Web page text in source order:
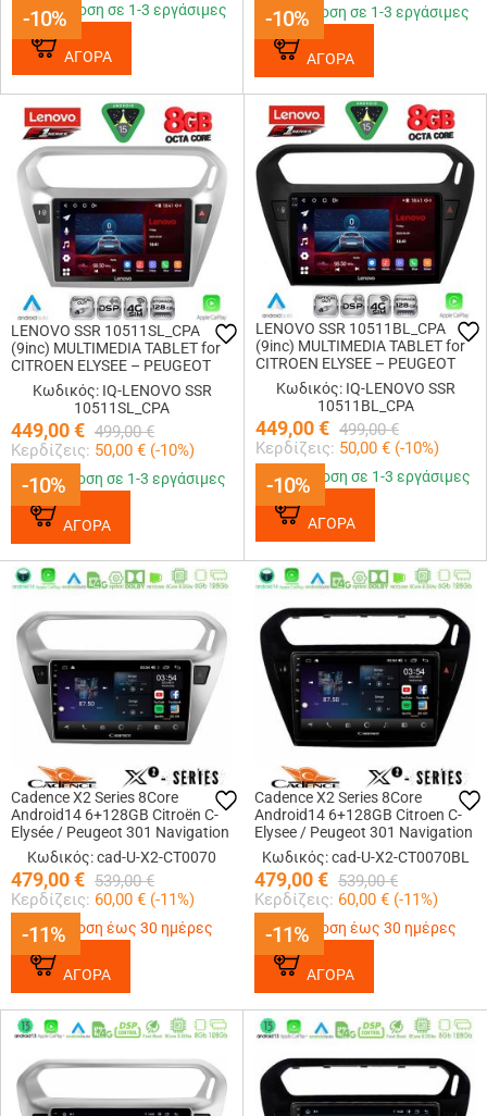
-10%
-10%
Παράδοση σε 1-3 εργάσιμες
ΑΓΟΡΑ
-10%
-10%
Παράδοση σε 1-3 εργάσιμες
ΑΓΟΡΑ
-10%
LENOVO SSR 10511SL_CPA
(9inc) MULTIMEDIA TABLET for
CITROEN ELYSEE – PEUGEOT
301 mod. 2013+ (SILVER)
Κωδικός: IQ-LENOVO SSR
10511SL_CPA
449,00€ 499,00 €
Κερδίζεις: 50,00 € (-10%)
-10%
Παράδοση σε 1-3 εργάσιμες
ΑΓΟΡΑ
-10%
LENOVO SSR 10511BL_CPA
(9inc) MULTIMEDIA TABLET for
CITROEN ELYSEE – PEUGEOT
301 mod. 2013+ (BLACK)
Κωδικός: IQ-LENOVO SSR
10511BL_CPA
449,00€ 499,00 €
Κερδίζεις: 50,00 € (-10%)
-10%
Παράδοση σε 1-3 εργάσιμες
ΑΓΟΡΑ
-11%
Cadence X2 Series 8Core
Android14 6+128GB Citroën C-
Elysée / Peugeot 301 Navigation
Multimedia Tablet 9
Κωδικός: cad-U-X2-CT0070
479,00€ 539,00 €
Κερδίζεις: 60,00 € (-11%)
-11%
Παράδοση έως 30 ημέρες
ΑΓΟΡΑ
-11%
Cadence X2 Series 8Core
Android14 6+128GB Citroen C-
Elysee / Peugeot 301 Navigation
Multimedia Tablet 9 (Μαύρο))
Κωδικός: cad-U-X2-CT0070BL
479,00€ 539,00 €
Κερδίζεις: 60,00 € (-11%)
-11%
Παράδοση έως 30 ημέρες
ΑΓΟΡΑ